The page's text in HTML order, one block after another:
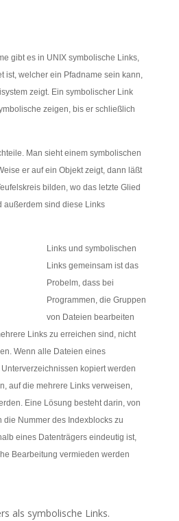
gibt es in UNIX symbolische Links,
ist, welcher ein Pfadname sein kann,
zeigt. Ein symbolischer Link
zeigen, bis er schließlich
Man sieht einem symbolischen
er auf ein Objekt zeigt, dann läßt
bilden, wo das letzte Glied
außerdem sind diese Links
Links und symbolischen
Links gemeinsam ist das
Probelm, dass bei
Programmen, die Gruppen
von Dateien bearbeiten
Links zu erreichen sind, nicht
Wenn alle Dateien eines
kopiert werden
auf die mehrere Links verweisen,
Eine Lösung besteht darin, von
Nummer des Indexblocks zu
eines Datenträgers eindeutig ist,
Bearbeitung vermieden werden
als symbolische Links.